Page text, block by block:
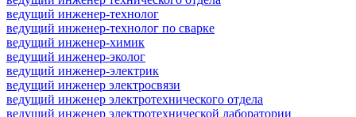
ведущий инженер-технолог
ведущий инженер-технолог по сварке
ведущий инженер-химик
ведущий инженер-эколог
ведущий инженер-электрик
ведущий инженер электросвязи
ведущий инженер электротехнического отдела
ведущий инженер электротехнической лаборатории